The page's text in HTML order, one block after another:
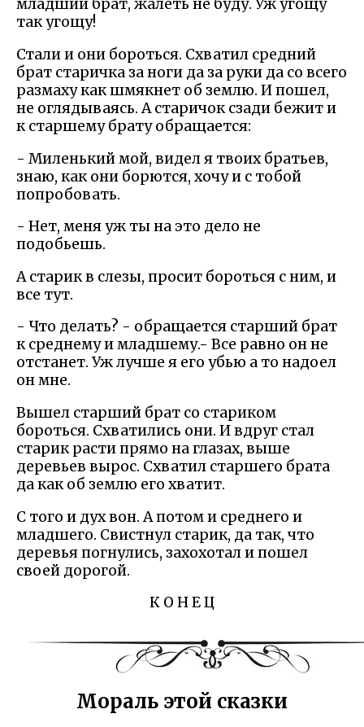
младший брат, жалеть не буду. Уж угощу
так угощу!
Стали и они бороться. Схватил средний
брат старичка за ноги да за руки да со всего
размаху как шмякнет об землю. И пошел,
не оглядываясь. А старичок сзади бежит и
к старшему брату обращается:
- Миленький мой, видел я твоих братьев,
знаю, как они борются, хочу и с тобой
попробовать.
- Нет, меня уж ты на это дело не
подобьешь.
А старик в слезы, просит бороться с ним, и
все тут.
- Что делать? - обращается старший брат
к среднему и младшему.- Все равно он не
отстанет. Уж лучше я его убью а то надоел
он мне.
Вышел старший брат со стариком
бороться. Схватились они. И вдруг стал
старик расти прямо на глазах, выше
деревьев вырос. Схватил старшего брата
да как об землю его хватит.
С того и дух вон. А потом и среднего и
младшего. Свистнул старик, да так, что
деревья погнулись, захохотал и пошел
своей дорогой.
К О Н Е Ц
Мораль этой сказки